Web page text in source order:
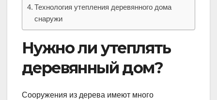
Технология утепления деревянного дома
снаружи
Нужно ли утеплять
деревянный дом?
Сооружения из дерева имеют много